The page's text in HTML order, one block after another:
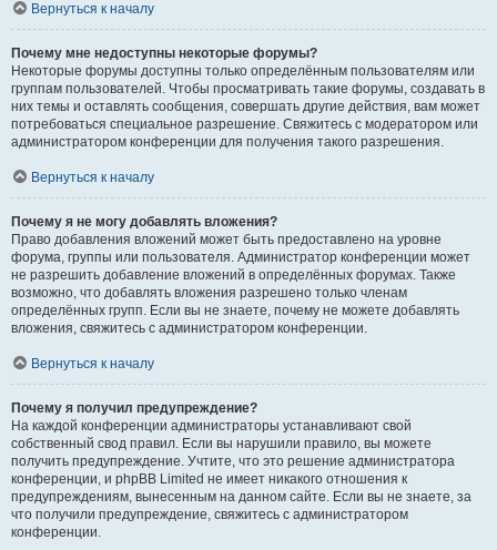
Вернуться к началу
Почему мне недоступны некоторые форумы?
Некоторые форумы доступны только определённым пользователям или
группам пользователей. Чтобы просматривать такие форумы, создавать в
них темы и оставлять сообщения, совершать другие действия, вам может
потребоваться специальное разрешение. Свяжитесь с модератором или
администратором конференции для получения такого разрешения.
Вернуться к началу
Почему я не могу добавлять вложения?
Право добавления вложений может быть предоставлено на уровне
форума, группы или пользователя. Администратор конференции может
не разрешить добавление вложений в определённых форумах. Также
возможно, что добавлять вложения разрешено только членам
определённых групп. Если вы не знаете, почему не можете добавлять
вложения, свяжитесь с администратором конференции.
Вернуться к началу
Почему я получил предупреждение?
На каждой конференции администраторы устанавливают свой
собственный свод правил. Если вы нарушили правило, вы можете
получить предупреждение. Учтите, что это решение администратора
конференции, и phpBB Limited не имеет никакого отношения к
предупреждениям, вынесенным на данном сайте. Если вы не знаете, за
что получили предупреждение, свяжитесь с администратором
конференции.